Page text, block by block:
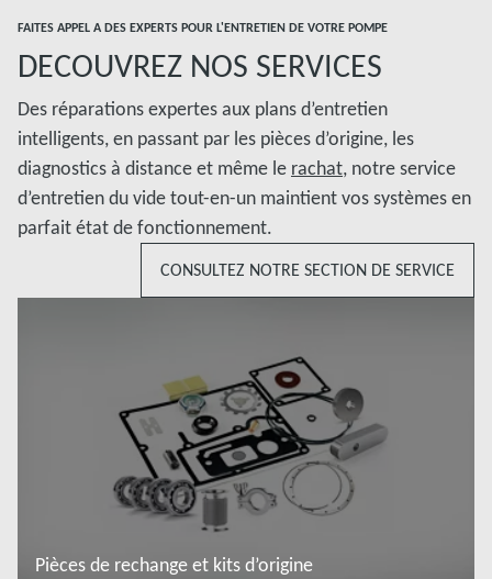
FAITES APPEL A DES EXPERTS POUR L'ENTRETIEN DE VOTRE POMPE
DECOUVREZ NOS SERVICES
Des réparations expertes aux plans d’entretien
intelligents, en passant par les pièces d’origine, les
diagnostics à distance et même le rachat, notre service
d’entretien du vide tout-en-un maintient vos systèmes en
parfait état de fonctionnement.
CONSULTEZ NOTRE SECTION DE SERVICE
Pièces de rechange et kits d’origine